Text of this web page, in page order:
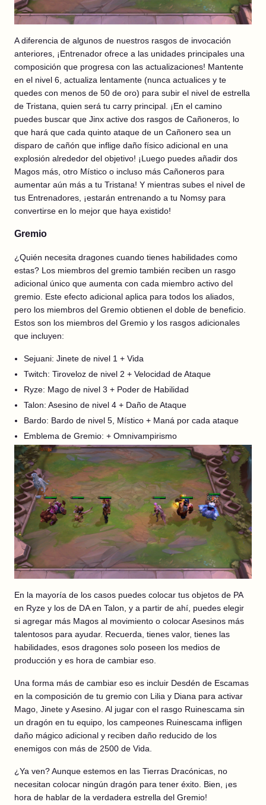
A diferencia de algunos de nuestros rasgos de invocación
anteriores, ¡Entrenador ofrece a las unidades principales una
composición que progresa con las actualizaciones! Mantente
en el nivel 6, actualiza lentamente (nunca actualices y te
quedes con menos de 50 de oro) para subir el nivel de estrella
de Tristana, quien será tu carry principal. ¡En el camino
puedes buscar que Jinx active dos rasgos de Cañoneros, lo
que hará que cada quinto ataque de un Cañonero sea un
disparo de cañón que inflige daño físico adicional en una
explosión alrededor del objetivo! ¡Luego puedes añadir dos
Magos más, otro Místico o incluso más Cañoneros para
aumentar aún más a tu Tristana! Y mientras subes el nivel de
tus Entrenadores, ¡estarán entrenando a tu Nomsy para
convertirse en lo mejor que haya existido!
Gremio
¿Quién necesita dragones cuando tienes habilidades como
estas? Los miembros del gremio también reciben un rasgo
adicional único que aumenta con cada miembro activo del
gremio. Este efecto adicional aplica para todos los aliados,
pero los miembros del Gremio obtienen el doble de beneficio.
Estos son los miembros del Gremio y los rasgos adicionales
que incluyen:
Sejuani: Jinete de nivel 1 + Vida
Twitch: Tiroveloz de nivel 2 + Velocidad de Ataque
Ryze: Mago de nivel 3 + Poder de Habilidad
Talon: Asesino de nivel 4 + Daño de Ataque
Bardo: Bardo de nivel 5, Místico + Maná por cada ataque
Emblema de Gremio: + Omnivampirismo
En la mayoría de los casos puedes colocar tus objetos de PA
en Ryze y los de DA en Talon, y a partir de ahí, puedes elegir
si agregar más Magos al movimiento o colocar Asesinos más
talentosos para ayudar. Recuerda, tienes valor, tienes las
habilidades, esos dragones solo poseen los medios de
producción y es hora de cambiar eso.
Una forma más de cambiar eso es incluir Desdén de Escamas
en la composición de tu gremio con Lilia y Diana para activar
Mago, Jinete y Asesino. Al jugar con el rasgo Ruinescama sin
un dragón en tu equipo, los campeones Ruinescama infligen
daño mágico adicional y reciben daño reducido de los
enemigos con más de 2500 de Vida.
¿Ya ven? Aunque estemos en las Tierras Dracónicas, no
necesitan colocar ningún dragón para tener éxito. Bien, ¡es
hora de hablar de la verdadera estrella del Gremio!